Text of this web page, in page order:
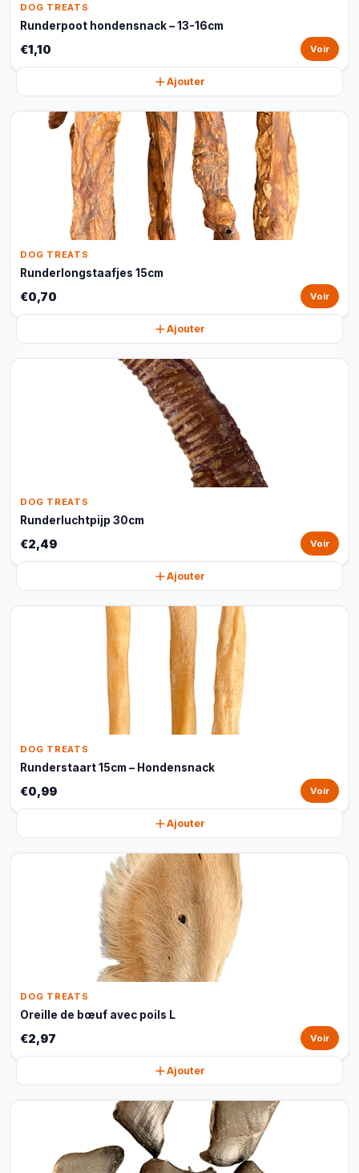
DOG TREATS
Runderpoot hondensnack – 13-16cm
€1,10 Voir
Ajouter
DOG TREATS
Runderlongstaafjes 15cm
€0,70 Voir
Ajouter
DOG TREATS
Runderluchtpijp 30cm
€2,49 Voir
Ajouter
DOG TREATS
Runderstaart 15cm – Hondensnack
€0,99 Voir
Ajouter
DOG TREATS
Oreille de bœuf avec poils L
€2,97 Voir
Ajouter